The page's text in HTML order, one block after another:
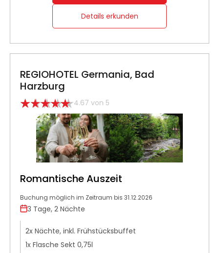
Details erkunden
REGIOHOTEL Germania, Bad
Harzburg
4.67 von 5
Romantische Auszeit
Buchung möglich im Zeitraum bis 31.12.2026
3 Tage, 2 Nächte
2x Nächte, inkl. Frühstücksbuffet
1x Flasche Sekt 0,75l